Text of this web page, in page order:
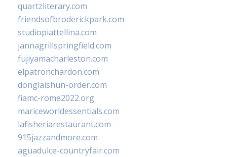
quartzliterary.com
friendsofbroderickpark.com
studiopiattellina.com
jannagrillspringfield.com
fujiyamacharleston.com
elpatronchardon.com
donglaishun-order.com
fiamc-rome2022.org
mariceworldessentials.com
lafisheriarestaurant.com
915jazzandmore.com
aguadulce-countryfair.com